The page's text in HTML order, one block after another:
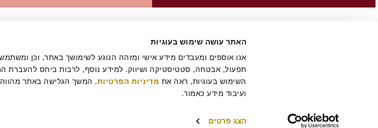
האתר עושה שימוש בעוגיות
השימוש בעוגיות, ראה את מדיניות הפרטיות
ועיבוד מידע כאמור.
הצג פרטים
הצהרת נגישות מדיניות פרטיות ביטול עסקה מדיניות ביטולים וסדנאות שאלות ותשובות
דרושים
תקנון מדיניות מצלמות אבטחה